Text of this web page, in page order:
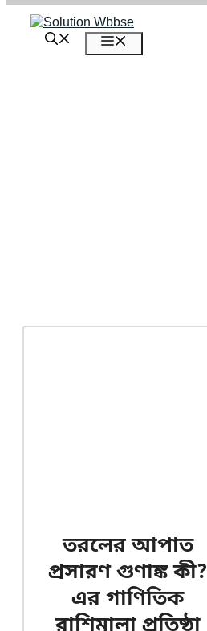
এড়িেয়
লেখায়
তরলের আপাত
প্রসারণ গুণাঙ্ক কী?
এর গাণিতিক
রাশিমালা প্রতিষ্ঠা